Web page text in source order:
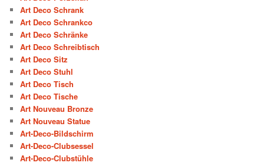
Art Deco Schrank
Art Deco Schrankco
Art Deco Schränke
Art Deco Schreibtisch
Art Deco Sitz
Art Deco Stuhl
Art Deco Tisch
Art Deco Tische
Art Nouveau Bronze
Art Nouveau Statue
Art-Deco-Bildschirm
Art-Deco-Clubsessel
Art-Deco-Clubstühle